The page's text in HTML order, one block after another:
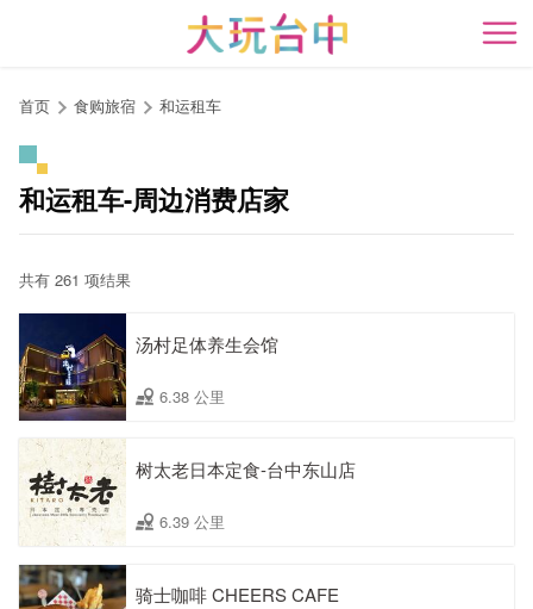
开
首页 食购旅宿 和运租车
和运租车-周边消费店家
共有 261 项结果
汤村足体养生会馆
6.38 公里
树太老日本定食-台中东山店
6.39 公里
骑士咖啡 CHEERS CAFE